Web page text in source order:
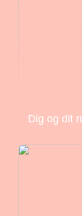
Dig og dit